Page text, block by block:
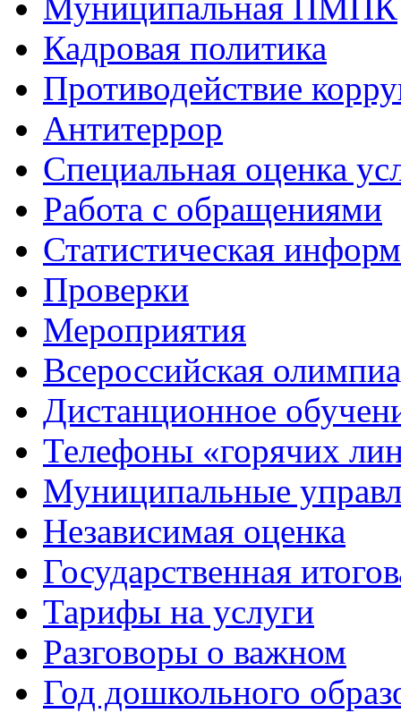
Муниципальная ПМПК
Кадровая политика
Противодействие
Антитеррор
Специальная оценка
Работа с обращениями
Статистическая
Проверки
Мероприятия
Всероссийская
Дистанционное
Телефоны «горячих
Муниципальные
Независимая оценка
Государственная
Тарифы на услуги
Разговоры о важном
Год дошкольного